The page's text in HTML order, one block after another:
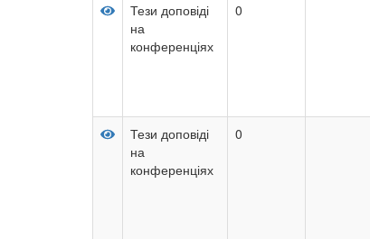
Тези доповіді
на
конференціях
0
Тези доповіді
на
конференціях
0